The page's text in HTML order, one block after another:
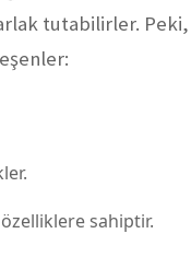
tutabilirler. Peki,
özelliklere sahiptir.